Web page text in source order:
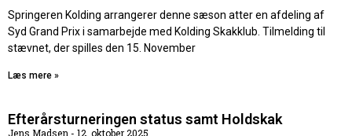
Springeren Kolding arrangerer denne sæson atter en afdeling af
Syd Grand Prix i samarbejde med Kolding Skakklub. Tilmelding til
stævnet, der spilles den 15. November
Læs mere »
Efterårsturneringen status samt Holdskak
Jens Madsen
12. oktober 2025